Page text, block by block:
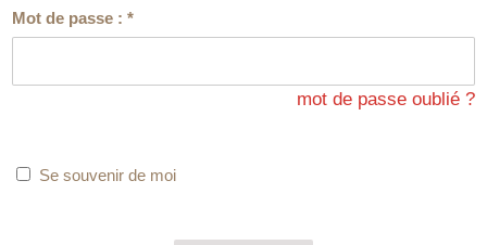
Mot de passe :*
mot de passe oublié ?
Se souvenir de moi